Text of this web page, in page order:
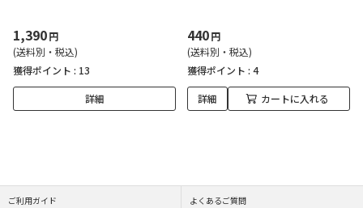
1,390円
(送料別・税込)
獲得ポイント : 13
詳細
440円
(送料別・税込)
獲得ポイント : 4
詳細 カートに入れる
ご利用ガイド よくあるご質問